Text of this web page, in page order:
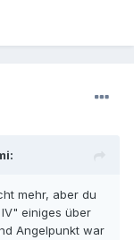
mehr, aber du
einiges über
Angelpunkt war